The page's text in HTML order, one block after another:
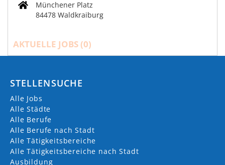
Münchener Platz
84478 Waldkraiburg
AKTUELLE JOBS (0)
STELLENSUCHE
Alle Jobs
Alle Städte
Alle Berufe
Alle Berufe nach Stadt
Alle Tätigkeitsbereiche
Alle Tätigkeitsbereiche nach Stadt
Ausbildung